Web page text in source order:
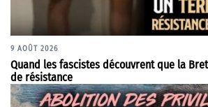
9 AOÛT 2026
Quand les fascistes découvrent que la
de résistance